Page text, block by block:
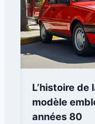
L’histoire de
modèle
années 80